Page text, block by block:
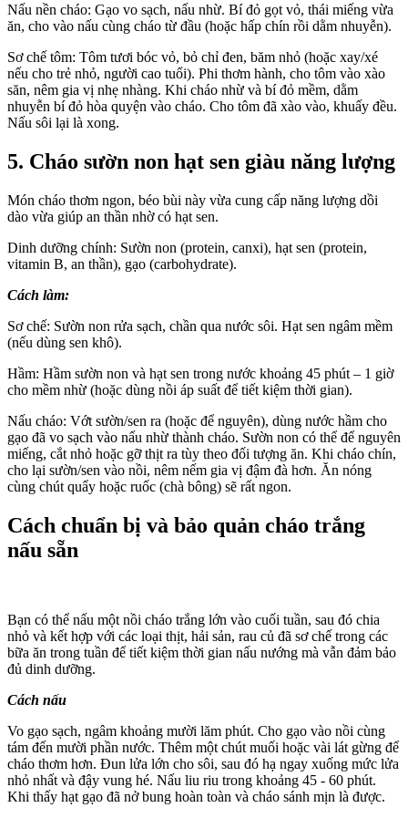
Nấu nền cháo: Gạo vo sạch, nấu nhừ. Bí đỏ gọt vỏ, thái miếng vừa
ăn, cho vào nấu cùng cháo từ đầu (hoặc hấp chín rồi dằm nhuyễn).
Sơ chế tôm: Tôm tươi bóc vỏ, bỏ chỉ đen, băm nhỏ (hoặc xay/xé
nếu cho trẻ nhỏ, người cao tuổi). Phi thơm hành, cho tôm vào xào
săn, nêm gia vị nhẹ nhàng. Khi cháo nhừ và bí đỏ mềm, dằm
nhuyễn bí đỏ hòa quyện vào cháo. Cho tôm đã xào vào, khuấy đều.
Nấu sôi lại là xong.
5. Cháo sườn non hạt sen giàu năng lượng
Món cháo thơm ngon, béo bùi này vừa cung cấp năng lượng dồi
dào vừa giúp an thần nhờ có hạt sen.
Dinh dưỡng chính: Sườn non (protein, canxi), hạt sen (protein,
vitamin B, an thần), gạo (carbohydrate).
Cách làm:
Sơ chế: Sườn non rửa sạch, chần qua nước sôi. Hạt sen ngâm mềm
(nếu dùng sen khô).
Hầm: Hầm sườn non và hạt sen trong nước khoảng 45 phút – 1 giờ
cho mềm nhừ (hoặc dùng nồi áp suất để tiết kiệm thời gian).
Nấu cháo: Vớt sườn/sen ra (hoặc để nguyên), dùng nước hầm cho
gạo đã vo sạch vào nấu nhừ thành cháo. Sườn non có thể để nguyên
miếng, cắt nhỏ hoặc gỡ thịt ra tùy theo đối tượng ăn. Khi cháo chín,
cho lại sườn/sen vào nồi, nêm nếm gia vị đậm đà hơn. Ăn nóng
cùng chút quẩy hoặc ruốc (chà bông) sẽ rất ngon.
Cách chuẩn bị và bảo quản cháo trắng
nấu sẵn
Bạn có thể nấu một nồi cháo trắng lớn vào cuối tuần, sau đó chia
nhỏ và kết hợp với các loại thịt, hải sản, rau củ đã sơ chế trong các
bữa ăn trong tuần để tiết kiệm thời gian nấu nướng mà vẫn đảm bảo
đủ dinh dưỡng.
Cách nấu
Vo gạo sạch, ngâm khoảng mười lăm phút. Cho gạo vào nồi cùng
tám đến mười phần nước. Thêm một chút muối hoặc vài lát gừng để
cháo thơm hơn. Đun lửa lớn cho sôi, sau đó hạ ngay xuống mức lửa
nhỏ nhất và đậy vung hé. Nấu liu riu trong khoảng 45 - 60 phút.
Khi thấy hạt gạo đã nở bung hoàn toàn và cháo sánh mịn là được.